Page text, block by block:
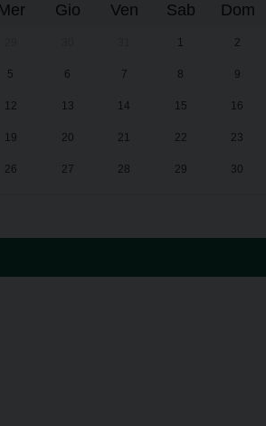
Mer Gio Ven Sab Dom
1 2
5 6 7 8 9
12 13 14 15 16
19 20 21 22 23
26 27 28 29 30